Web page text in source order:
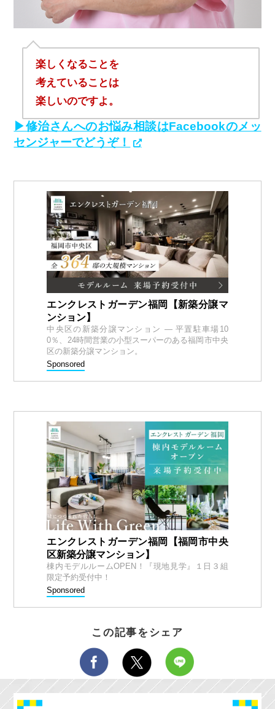
楽しくなることを
考えていることは
楽しいのですよ。
▶修治さんへのお悩み相談はFacebookのメッ
センジャーでどうぞ！
エンクレストガーデン福岡【新築分譲マ
ンション】
中央区の新築分譲マンション — 平置駐車場10
0％、24時間営業の小型スーパーのある福岡市中央
区の新築分譲マンション。
Sponsored
エンクレストガーデン福岡【福岡市中央
区新築分譲マンション】
棟内モデルルームOPEN！『現地見学』１日３組
限定予約受付中！
Sponsored
この記事をシェア